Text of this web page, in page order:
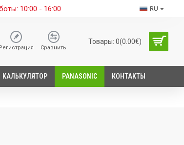
10:00 - 16:00 RU
Сравнить
Товары: 0(0.00€)
КАЛЬКУЛЯТОР PANASONIC КОНТАКТЫ